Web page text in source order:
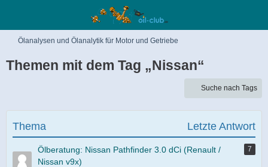
Ölanalysen und Ölanalytik für Motor und Getriebe
Themen mit dem Tag „Nissan“
Suche nach Tags
Thema Letzte Antwort
Ölberatung: Nissan Pathfinder 3.0 dCi (Renault /
Nissan v9x)
7